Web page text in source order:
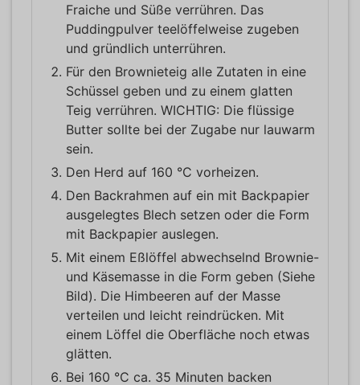
Fraiche und Süße verrühren. Das
Puddingpulver teelöffelweise zugeben
und gründlich unterrühren.
Für den Brownieteig alle Zutaten in eine
Schüssel geben und zu einem glatten
Teig verrühren. WICHTIG: Die flüssige
Butter sollte bei der Zugabe nur lauwarm
sein.
Den Herd auf 160 °C vorheizen.
Den Backrahmen auf ein mit Backpapier
ausgelegtes Blech setzen oder die Form
mit Backpapier auslegen.
Mit einem Eßlöffel abwechselnd Brownie-
und Käsemasse in die Form geben (Siehe
Bild). Die Himbeeren auf der Masse
verteilen und leicht reindrücken. Mit
einem Löffel die Oberfläche noch etwas
glätten.
Bei 160 °C ca. 35 Minuten backen